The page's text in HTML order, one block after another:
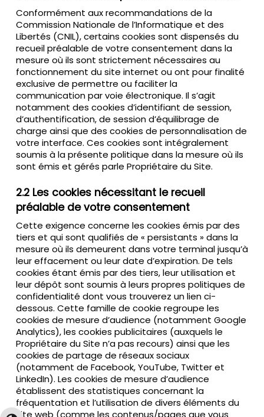
Conformément aux recommandations de la
Commission Nationale de l’Informatique et des
Libertés (CNIL), certains cookies sont dispensés du
recueil préalable de votre consentement dans la
mesure où ils sont strictement nécessaires au
fonctionnement du site internet ou ont pour finalité
exclusive de permettre ou faciliter la
communication par voie électronique. Il s’agit
notamment des cookies d’identifiant de session,
d’authentification, de session d’équilibrage de
charge ainsi que des cookies de personnalisation de
votre interface. Ces cookies sont intégralement
soumis à la présente politique dans la mesure où ils
sont émis et gérés parle Propriétaire du Site.
2.2 Les cookies nécessitant le recueil
préalable de votre consentement
Cette exigence concerne les cookies émis par des
tiers et qui sont qualifiés de « persistants » dans la
mesure où ils demeurent dans votre terminal jusqu’à
leur effacement ou leur date d’expiration. De tels
cookies étant émis par des tiers, leur utilisation et
leur dépôt sont soumis à leurs propres politiques de
confidentialité dont vous trouverez un lien ci-
dessous. Cette famille de cookie regroupe les
cookies de mesure d’audience (notamment Google
Analytics), les cookies publicitaires (auxquels le
Propriétaire du Site n’a pas recours) ainsi que les
cookies de partage de réseaux sociaux
(notamment de Facebook, YouTube, Twitter et
LinkedIn). Les cookies de mesure d’audience
établissent des statistiques concernant la
fréquentation et l’utilisation de divers éléments du
site web (comme les contenus/pages que vous